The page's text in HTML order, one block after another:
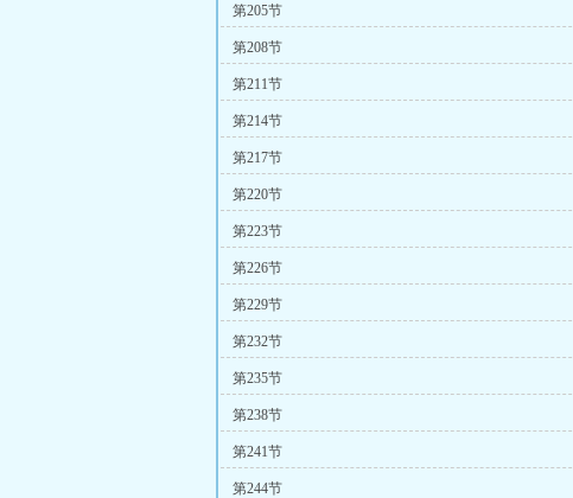
第205节
第208节
第211节
第214节
第217节
第220节
第223节
第226节
第229节
第232节
第235节
第238节
第241节
第244节